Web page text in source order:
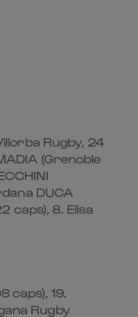
Rugby, 24
(Grenoble
DUCA
caps), 8.⁠ ⁠Elisa
caps), 19.⁠
Rugby